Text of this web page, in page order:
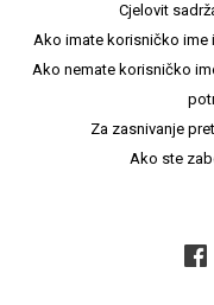
Cjelovit
Ako imate korisničko ime
Ako nemate korisničko
Za zasnivanje
Ako ste